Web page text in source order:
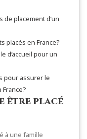
de placement d’un
placés en France?
d’accueil pour un
pour assurer le
être placé
à une famille